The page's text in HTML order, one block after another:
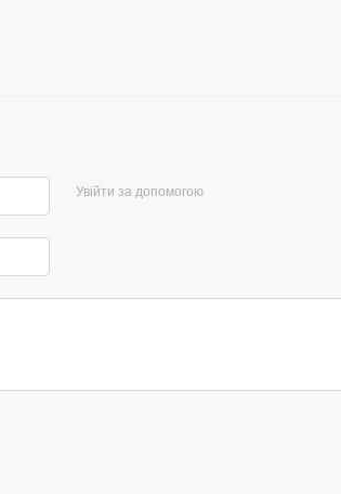
Увійти за допомогою